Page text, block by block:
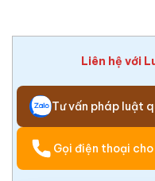
Liên hệ với
Tư vấn pháp luật
Gọi điện thoại